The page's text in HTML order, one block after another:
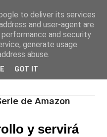
de Amazon
y servirá
to deliver its services
and user-agent are
and security
generate usage
abuse.
GOT IT